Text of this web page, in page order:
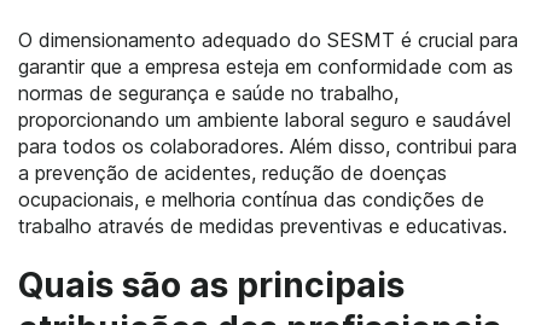
O dimensionamento adequado do SESMT é crucial para
garantir que a empresa esteja em conformidade com as
normas de segurança e saúde no trabalho,
proporcionando um ambiente laboral seguro e saudável
para todos os colaboradores. Além disso, contribui para
a prevenção de acidentes, redução de doenças
ocupacionais, e melhoria contínua das condições de
trabalho através de medidas preventivas e educativas.
Quais são as principais